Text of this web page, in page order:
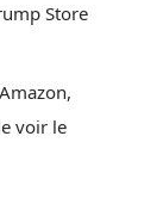
Store
voir le